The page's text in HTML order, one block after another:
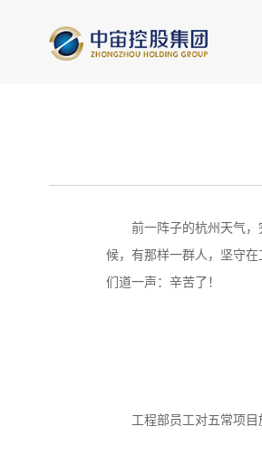
前一阵子的杭州天气
候，有那样一群人，坚守
们道一声：辛苦了！
工程部员工对五常项